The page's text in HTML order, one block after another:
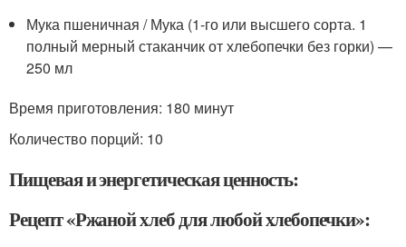
Мука пшеничная / Мука (1-го или высшего сорта. 1
полный мерный стаканчик от хлебопечки без горки) —
250 мл
Время приготовления: 180 минут
Количество порций: 10
Пищевая и энергетическая ценность:
Рецепт «Ржаной хлеб для любой хлебопечки»: